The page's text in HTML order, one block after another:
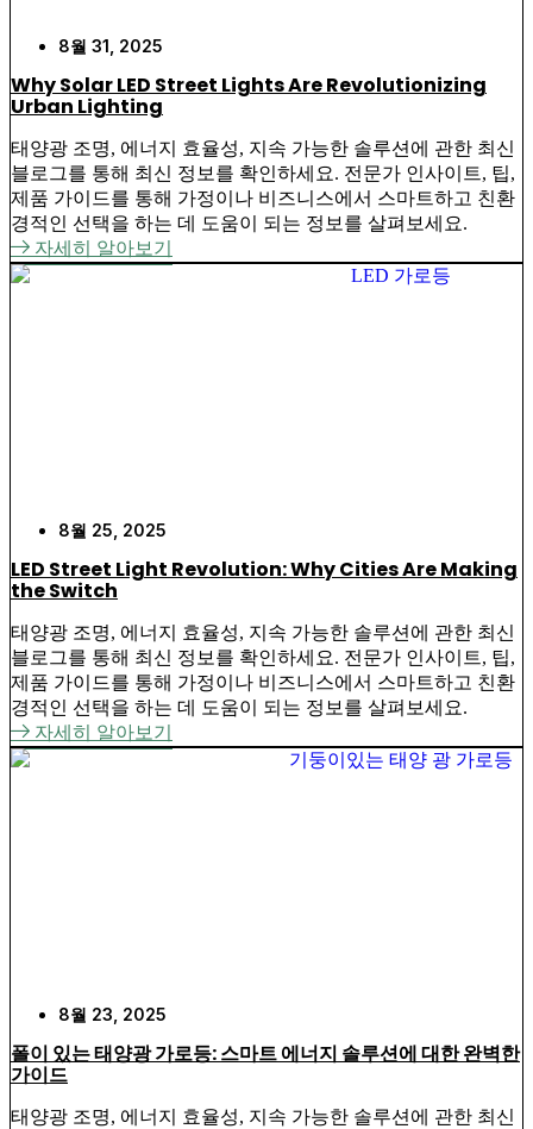
8월 31, 2025
Why Solar LED Street Lights Are Revolutionizing
Urban Lighting
태양광 조명, 에너지 효율성, 지속 가능한 솔루션에 관한 최신
블로그를 통해 최신 정보를 확인하세요. 전문가 인사이트, 팁,
제품 가이드를 통해 가정이나 비즈니스에서 스마트하고 친환
경적인 선택을 하는 데 도움이 되는 정보를 살펴보세요.
자세히 알아보기
8월 25, 2025
LED Street Light Revolution: Why Cities Are Making
the Switch
태양광 조명, 에너지 효율성, 지속 가능한 솔루션에 관한 최신
블로그를 통해 최신 정보를 확인하세요. 전문가 인사이트, 팁,
제품 가이드를 통해 가정이나 비즈니스에서 스마트하고 친환
경적인 선택을 하는 데 도움이 되는 정보를 살펴보세요.
자세히 알아보기
8월 23, 2025
폴이 있는 태양광 가로등: 스마트 에너지 솔루션에 대한 완벽한
가이드
태양광 조명, 에너지 효율성, 지속 가능한 솔루션에 관한 최신